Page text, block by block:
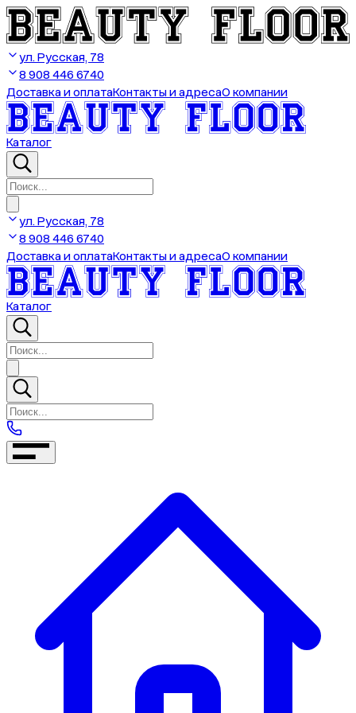
ул. Русская, 78
8 908 446 6740
Доставка и оплатаКонтакты и адресаО компании
Каталог
ул. Русская, 78
8 908 446 6740
Доставка и оплатаКонтакты и адресаО компании
Каталог